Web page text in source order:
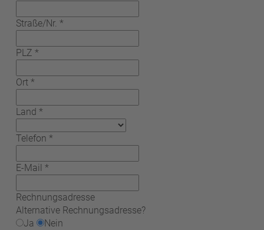
Straße/Nr. *
PLZ *
Ort *
Land *
Telefon *
E-Mail *
Rechnungsadresse
Alternative Rechnungsadresse?
Ja
Nein